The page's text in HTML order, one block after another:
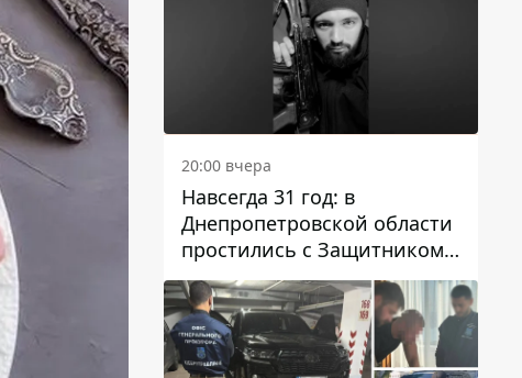
20:00 вчера
Навсегда 31 год: в
Днепропетровской области
простились с Защитником
Александром Репиным